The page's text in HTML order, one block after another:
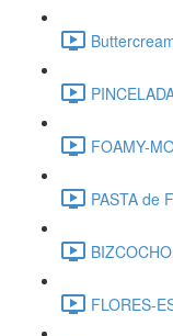
FOAMY-
PASTA de
FLORES-